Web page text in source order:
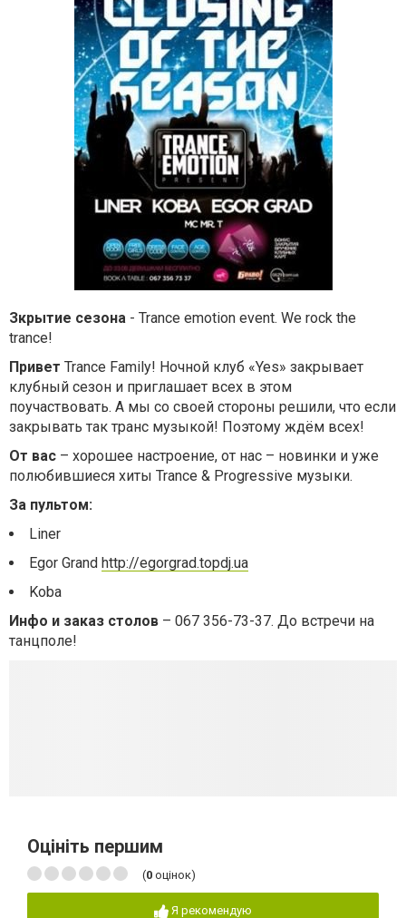
Зкрытие сезона - Trance emotion event. We rock the
trance!
Привет Trance Family! Ночной клуб «Yes» закрывает
клубный сезон и приглашает всех в этом
поучаствовать. А мы со своей стороны решили, что если
закрывать так транс музыкой! Поэтому ждём всех!
От вас – хорошее настроение, от нас – новинки и уже
полюбившиеся хиты Trance & Progressive музыки.
За пультом:
Liner
Egor Grand http://egorgrad.topdj.ua
Koba
Инфо и заказ столов – 067 356-73-37. До встречи на
танцполе!
Оцініть першим
(0 оцінок)
Я рекомендую